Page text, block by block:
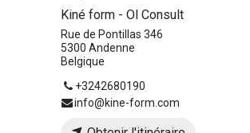
Kiné form - Ol Consult
Rue de Pontillas 346
5300 Andenne
Belgique
+3242680190
info@kine-form.com